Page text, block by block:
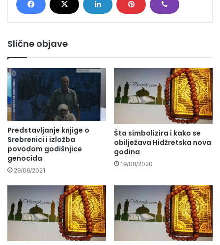
Slične objave
Predstavljanje knjige o
Srebrenici i izložba
povodom godišnjice
genocida
29/06/2021
Šta simbolizira i kako se
obilježava Hidžretska nova
godina
19/08/2020